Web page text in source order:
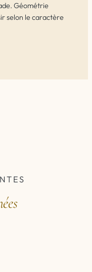
Géométrie
selon le caractère